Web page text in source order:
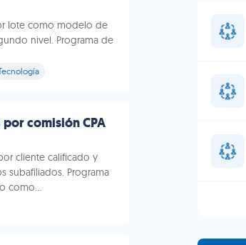
lote como modelo de
nivel. Programa de
comisión CPA
cliente calificado y
subafiliados. Programa
como...